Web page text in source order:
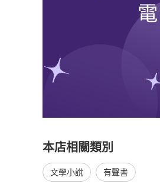
本店相關類別
文學小說 有聲書